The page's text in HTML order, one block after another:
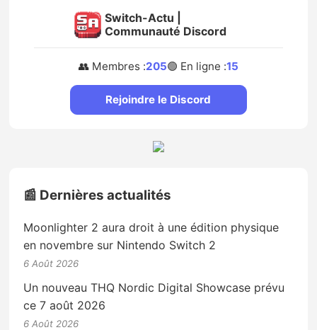
Switch-Actu |
Communauté Discord
👥 Membres :205🟢 En ligne :15
Rejoindre le Discord
📰 Dernières actualités
Moonlighter 2 aura droit à une édition physique
en novembre sur Nintendo Switch 2
6 Août 2026
Un nouveau THQ Nordic Digital Showcase prévu
ce 7 août 2026
6 Août 2026